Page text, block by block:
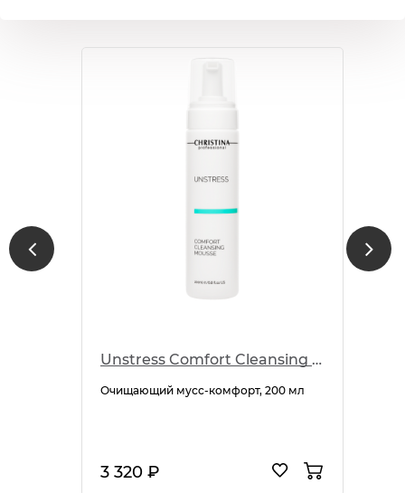
Unstress Comfort Cleansing Mousse
Очищающий мусс-комфорт, 200 мл
3 320 ₽